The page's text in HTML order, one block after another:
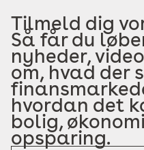
Tilmeld dig
Så får du
nyheder,
om, hvad der
hvordan det
bolig,
opsparing.